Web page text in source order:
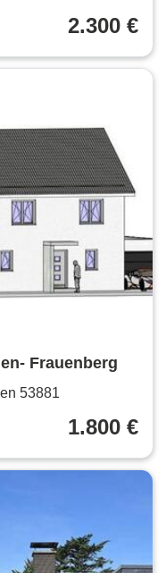
2.300 €
Frauenberg
53881
1.800 €